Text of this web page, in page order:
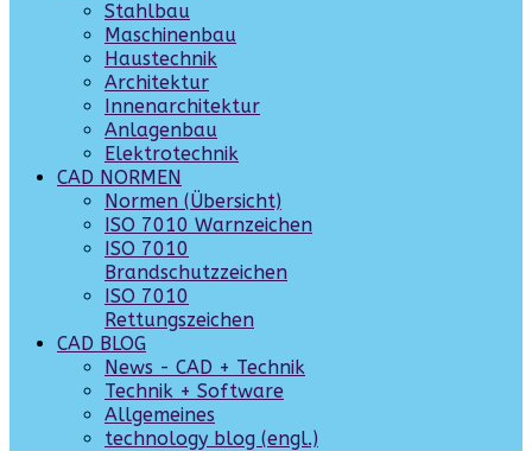
Stahlbau
Maschinenbau
Haustechnik
Architektur
Innenarchitektur
Anlagenbau
Elektrotechnik
CAD NORMEN
Normen (Übersicht)
ISO 7010 Warnzeichen
ISO 7010
Brandschutzzeichen
ISO 7010
Rettungszeichen
CAD BLOG
News - CAD + Technik
Technik + Software
Allgemeines
technology blog (engl.)